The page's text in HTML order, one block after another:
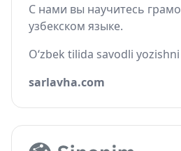
С нами вы научитесь
узбекском языке.
O‘zbek tilida savodli
sarlavha.com